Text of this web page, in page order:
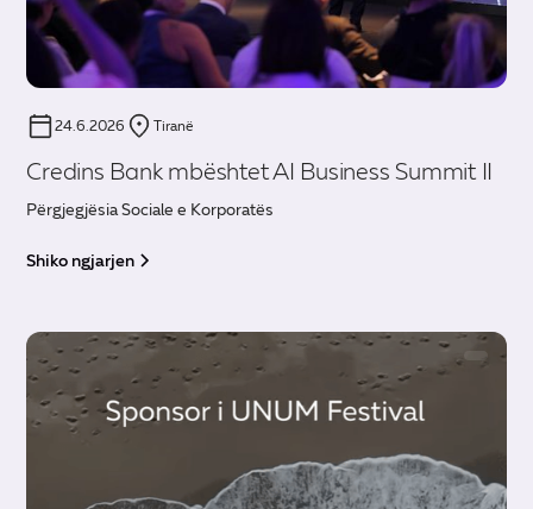
24.6.2026 Tiranë
Credins Bank mbështet AI Business Summit II
Përgjegjësia Sociale e Korporatës
Shiko ngjarjen